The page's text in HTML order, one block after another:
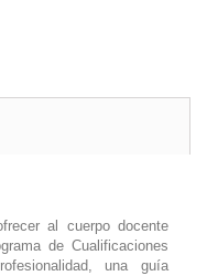
al cuerpo docente
de Cualificaciones
una guía